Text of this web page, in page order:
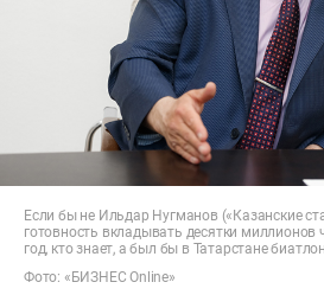
Если бы не Ильдар Нугманов («Казанские
готовность вкладывать десятки миллионов
год, кто знает, а был бы в Татарстане
Фото: «БИЗНЕС Online»